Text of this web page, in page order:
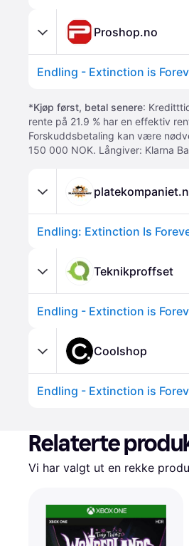
Proshop.no
Endling - Extinction is
*Kjøp først, betal senere:
rente på 21.9 % har en effektiv
Forskuddsbetaling kan være
150 000 NOK. Långiver: Klarna
Endling: Extinction Is
Teknikproffset
Endling - Extinction is
Coolshop
Endling - Extinction is
Relaterte
Vi har valgt ut en rekke